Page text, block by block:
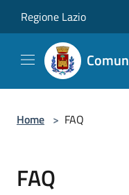
Regione Lazio
Home > FAQ
FAQ